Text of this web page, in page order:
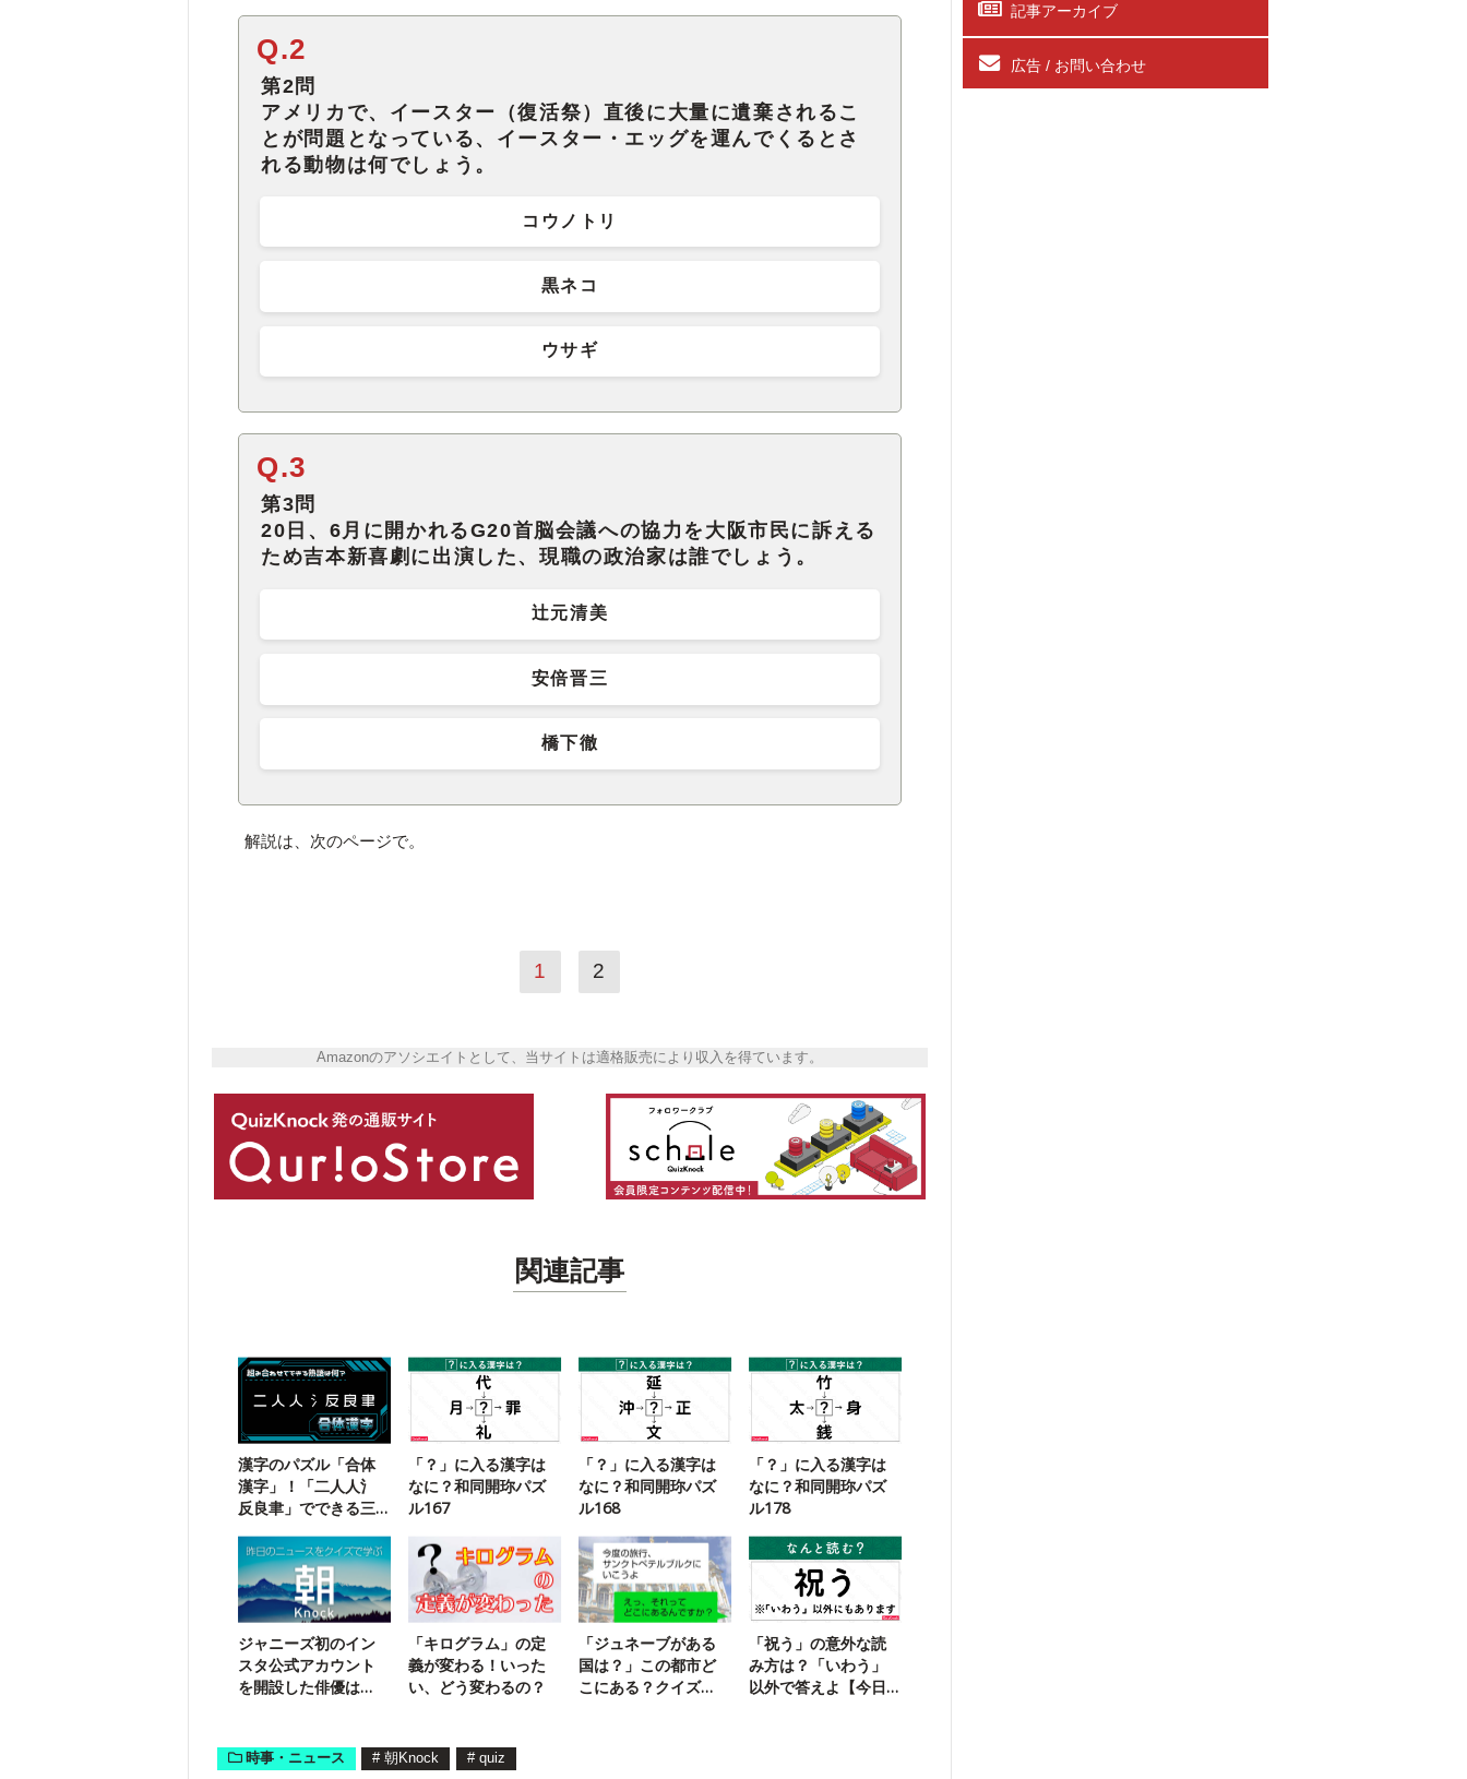
Q.2
第2問
アメリカで、イースター（復活祭）直後に大量に遺棄されるこ
とが問題となっている、イースター・エッグを運んでくるとさ
れる動物は何でしょう。
コウノトリ
黒ネコ
ウサギ
Q.3
第3問
20日、6月に開かれるG20首脳会議への協力を大阪市民に訴える
ため吉本新喜劇に出演した、現職の政治家は誰でしょう。
辻元清美
安倍晋三
橋下徹
解説は、次のページで。
1 2
Amazonのアソシエイトとして、当サイトは適格販売により収入を得ています。
関連記事
漢字のパズル「合体
漢字」！「二人人氵
反良聿」でできる三
「？」に入る漢字は
なに？和同開珎パズ
ル167
「？」に入る漢字は
なに？和同開珎パズ
ル168
「？」に入る漢字は
なに？和同開珎パズ
ル178
ジャニーズ初のイン
スタ公式アカウント
を開設した俳優は
「キログラム」の定
義が変わる！いった
い、どう変わるの？
「ジュネーブがある
国は？」この都市ど
こにある？クイズ
「祝う」の意外な読
み方は？「いわう」
以外で答えよ【今日
時事・ニュース # 朝Knock # quiz
記事アーカイブ
広告 / お問い合わせ